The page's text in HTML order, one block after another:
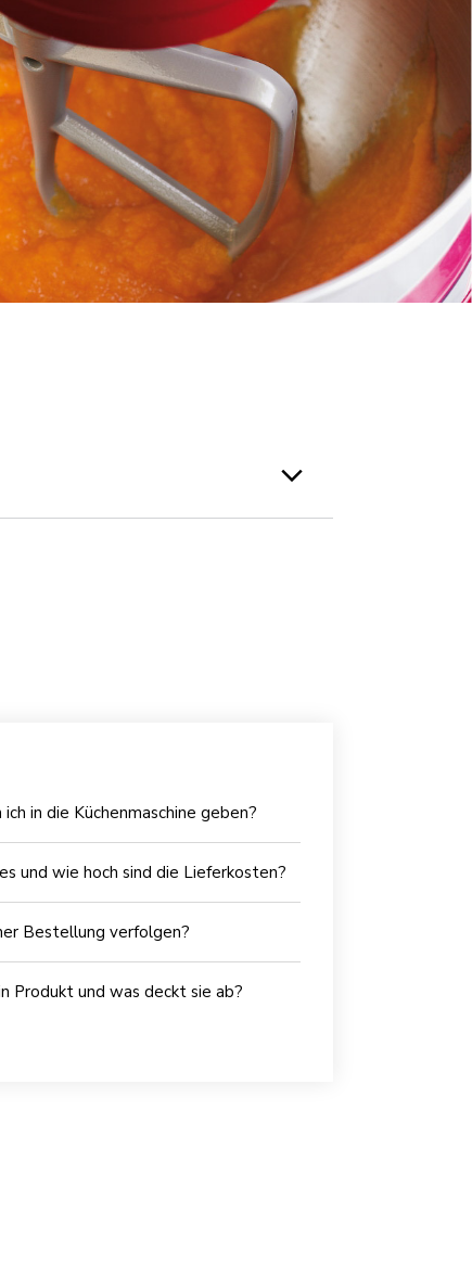
in die Küchenmaschine geben?
und wie hoch sind die Lieferkosten?
Bestellung verfolgen?
Produkt und was deckt sie ab?